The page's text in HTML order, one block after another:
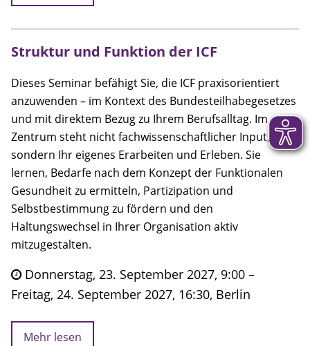
Struktur und Funktion der ICF
Dieses Seminar befähigt Sie, die ICF praxisorientiert
anzuwenden – im Kontext des Bundesteilhabegesetzes
und mit direktem Bezug zu Ihrem Berufsalltag. Im
Zentrum steht nicht fachwissenschaftlicher Input,
sondern Ihr eigenes Erarbeiten und Erleben. Sie
lernen, Bedarfe nach dem Konzept der Funktionalen
Gesundheit zu ermitteln, Partizipation und
Selbstbestimmung zu fördern und den
Haltungswechsel in Ihrer Organisation aktiv
mitzugestalten.
Donnerstag, 23. September 2027, 9:00 –
Freitag, 24. September 2027, 16:30, Berlin
Mehr lesen